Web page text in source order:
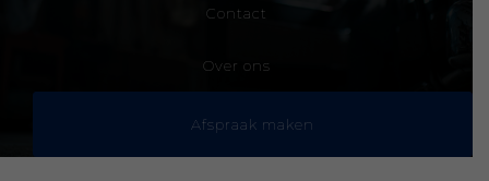
Contact
Over ons
Afspraak maken